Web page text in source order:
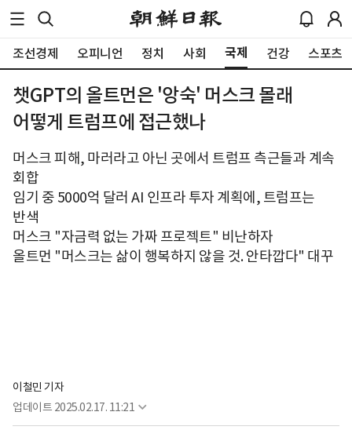
조선경제 오피니언 정치 사회 국제 건강 스포츠
챗GPT의 올트먼은 '앙숙' 머스크 몰래
어떻게 트럼프에 접근했나
머스크 피해, 마러라고 아닌 곳에서 트럼프 측근들과 계속
회합
임기 중 5000억 달러 AI 인프라 투자 계획에, 트럼프는
반색
머스크 "자금력 없는 가짜 프로젝트" 비난하자
올트먼 "머스크는 삶이 행복하지 않을 것. 안타깝다" 대꾸
이철민 기자
업데이트 2025.02.17. 11:21